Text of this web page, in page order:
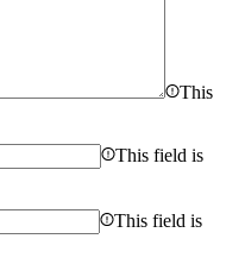
This
This field is
This field is